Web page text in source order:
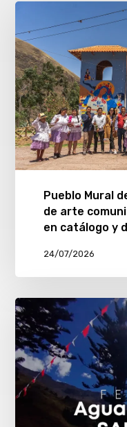
Pueblo Mural
de arte
en catálogo y
24/07/2026